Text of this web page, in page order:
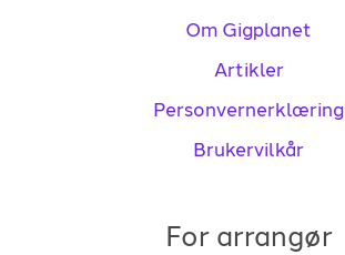
Om Gigplanet
Artikler
Personvernerklæring
Brukervilkår
For arrangør